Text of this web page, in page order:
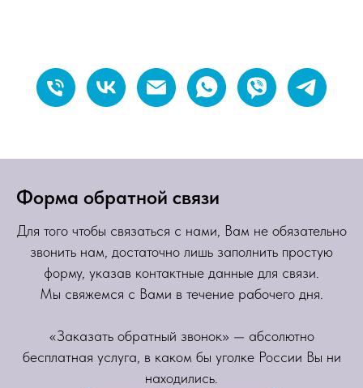
Форма обратной связи
Для того чтобы связаться с нами, Вам не обязательно
звонить нам, достаточно лишь заполнить простую
форму, указав контактные данные для связи.
Мы свяжемся с Вами в течение рабочего дня.
«Заказать обратный звонок» — абсолютно
бесплатная услуга, в каком бы уголке России Вы ни
находились.